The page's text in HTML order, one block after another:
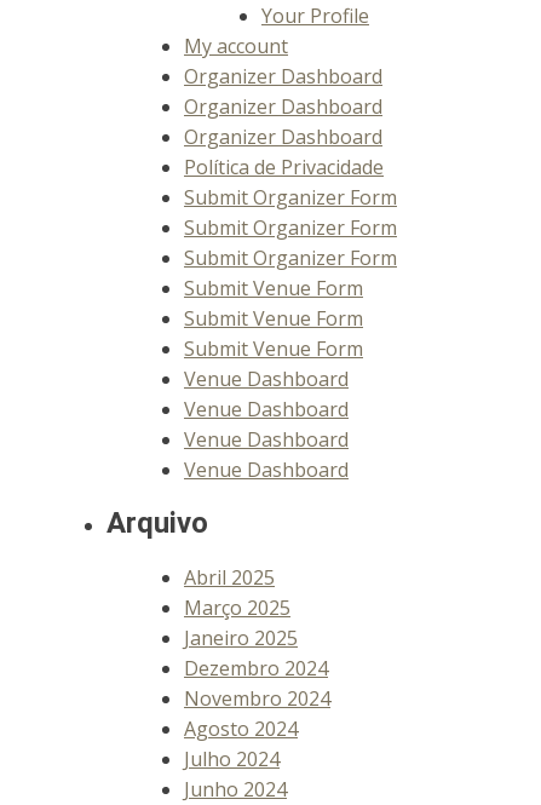
Your Profile
My account
Organizer Dashboard
Organizer Dashboard
Organizer Dashboard
Política de Privacidade
Submit Organizer Form
Submit Organizer Form
Submit Organizer Form
Submit Venue Form
Submit Venue Form
Submit Venue Form
Venue Dashboard
Venue Dashboard
Venue Dashboard
Venue Dashboard
Arquivo
Abril 2025
Março 2025
Janeiro 2025
Dezembro 2024
Novembro 2024
Agosto 2024
Julho 2024
Junho 2024